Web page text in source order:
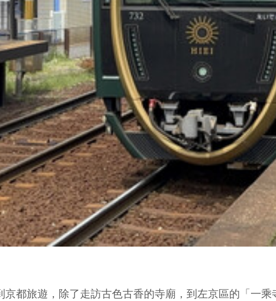
京都旅遊，除了走訪古色古香的寺廟，到左京區的「一